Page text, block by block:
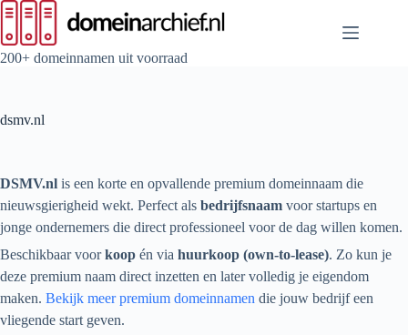
Ga
naar
de
inhoud
200+ domeinnamen uit voorraad
dsmv.nl
DSMV.nl is een korte en opvallende premium domeinnaam die
nieuwsgierigheid wekt. Perfect als bedrijfsnaam voor startups en
jonge ondernemers die direct professioneel voor de dag willen komen.
Beschikbaar voorkoop én via huurkoop (own-to-lease). Zo kun je
deze premium naam direct inzetten en later volledig je eigendom
maken. Bekijk meer premium domeinnamen die jouw bedrijf een
vliegende start geven.